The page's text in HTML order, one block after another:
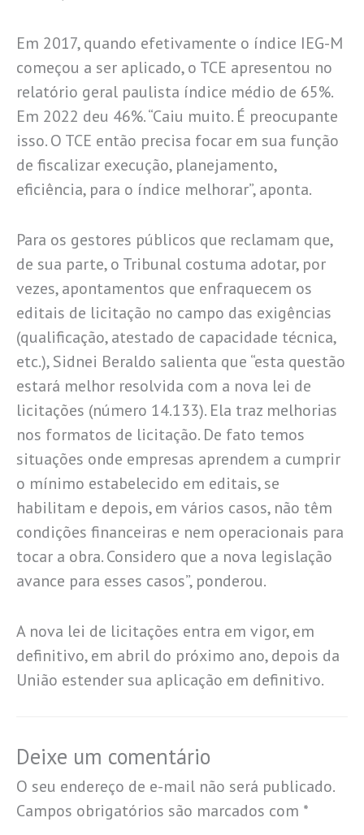
Em 2017, quando efetivamente o índice IEG-M
começou a ser aplicado, o TCE apresentou no
relatório geral paulista índice médio de 65%.
Em 2022 deu 46%. “Caiu muito. É preocupante
isso. O TCE então precisa focar em sua função
de fiscalizar execução, planejamento,
eficiência, para o índice melhorar”, aponta.
Para os gestores públicos que reclamam que,
de sua parte, o Tribunal costuma adotar, por
vezes, apontamentos que enfraquecem os
editais de licitação no campo das exigências
(qualificação, atestado de capacidade técnica,
etc.), Sidnei Beraldo salienta que “esta questão
estará melhor resolvida com a nova lei de
licitações (número 14.133). Ela traz melhorias
nos formatos de licitação. De fato temos
situações onde empresas aprendem a cumprir
o mínimo estabelecido em editais, se
habilitam e depois, em vários casos, não têm
condições financeiras e nem operacionais para
tocar a obra. Considero que a nova legislação
avance para esses casos”, ponderou.
A nova lei de licitações entra em vigor, em
definitivo, em abril do próximo ano, depois da
União estender sua aplicação em definitivo.
Deixe um comentário
O seu endereço de e-mail não será publicado.
Campos obrigatórios são marcados com *